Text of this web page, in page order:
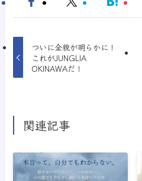
ついに全貌が明らかに！
これがJUNGLIA
OKINAWAだ！
関連記事